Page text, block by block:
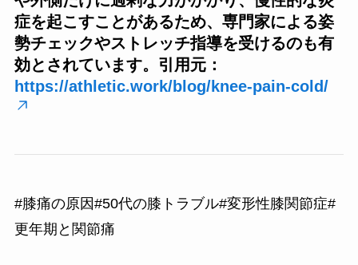
症を起こすことがあるため、専門家による姿
勢チェックやストレッチ指導を受けるのも有
効とされています。引用元：
https://athletic.work/blog/knee-pain-cold/
#膝痛の原因#50代の膝トラブル#変形性膝関節症#
更年期と関節痛